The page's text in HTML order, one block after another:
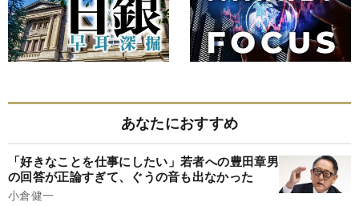
あなたにおすすめ
「好きなことを仕事にしたい」若者への豊田章男
の回答が正論すぎて、ぐうの音も出なかった
小倉健一